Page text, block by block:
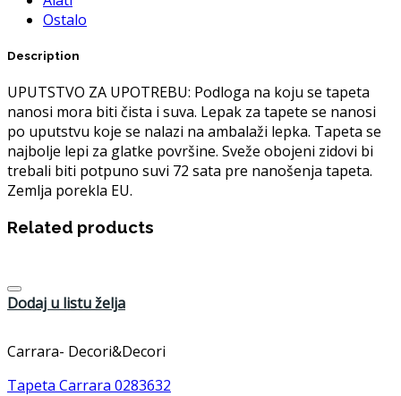
Ostalo
Description
UPUTSTVO ZA UPOTREBU: Podloga na koju se tapeta
nanosi mora biti čista i suva. Lepak za tapete se nanosi
po uputstvu koje se nalazi na ambalaži lepka. Tapeta se
najbolje lepi za glatke površine. Sveže obojeni zidovi bi
trebali biti potpuno suvi 72 sata pre nanošenja tapeta.
Zemlja porekla EU.
Related products
Dodaj u listu želja
Carrara- Decori&Decori
Tapeta Carrara 0283632